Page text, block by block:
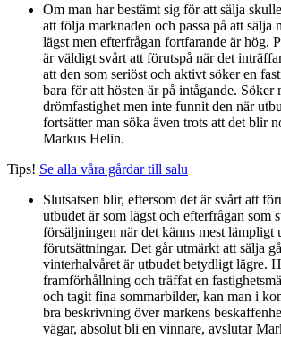
Om man har bestämt sig för att sälja
att följa marknaden och passa på att sälja
lägst men efterfrågan fortfarande är hög.
är väldigt svårt att förutspå när det
att den som seriöst och aktivt söker en
bara för att hösten är på intågande. Söker
drömfastighet men inte funnit den när
fortsätter man söka även trots att det blir
Markus Helin.
Tips! Se alla våra gårdar till salu
Slutsatsen blir, eftersom det är svårt att
utbudet är som lägst och efterfrågan som
försäljningen när det känns mest lämpligt
förutsättningar. Det går utmärkt att sälja
vinterhalvåret är utbudet betydligt lägre.
framförhållning och träffat en
och tagit fina sommarbilder, kan man i
bra beskrivning över markens
vägar, absolut bli en vinnare, avslutar